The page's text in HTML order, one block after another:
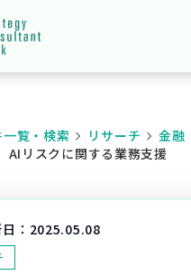
一覧・検索 リサーチ
金融
AIリスクに関する業務支援
： 2025.05.08